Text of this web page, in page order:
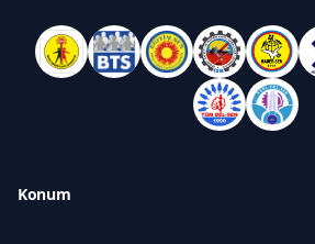
Konum